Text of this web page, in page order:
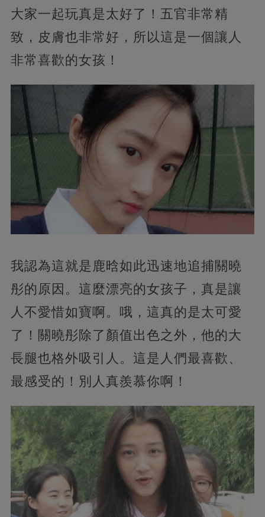
大家一起玩真是太好了！五官非常精
致，皮膚也非常好，所以這是一個讓人
非常喜歡的女孩！
我認為這就是鹿晗如此迅速地追捕關曉
彤的原因。這麼漂亮的女孩子，真是讓
人不愛惜如寶啊。哦，這真的是太可愛
了！關曉彤除了顏值出色之外，他的大
長腿也格外吸引人。這是人們最喜歡、
最感受的！別人真羨慕你啊！